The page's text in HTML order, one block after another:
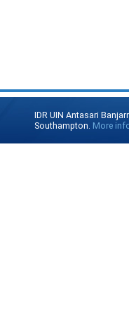
IDR UIN Antasari
Southampton. More